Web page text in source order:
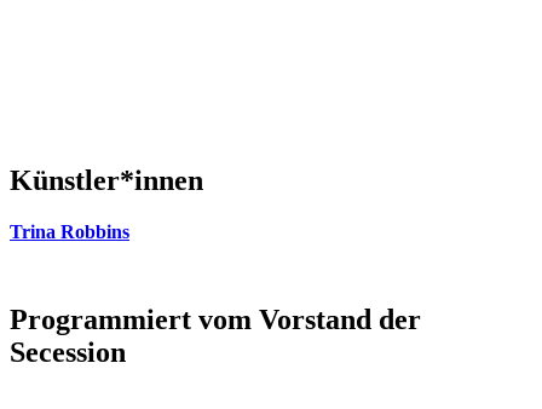
Künstler*innen
Trina Robbins
Programmiert vom Vorstand der
Secession